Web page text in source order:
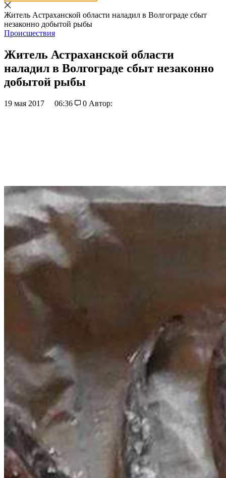
Житель Астраханской области наладил в Волгограде сбыт
незаконно добытой рыбы
Происшествия
Житель Астраханской области
наладил в Волгограде сбыт незаконно
добытой рыбы
19 мая 2017 06:36 0 Автор: